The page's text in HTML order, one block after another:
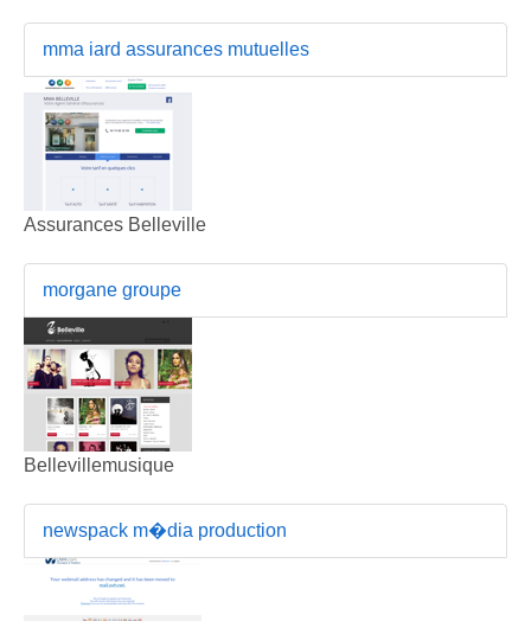
mma iard assurances mutuelles
Assurances Belleville
morgane groupe
Bellevillemusique
newspack m�dia production